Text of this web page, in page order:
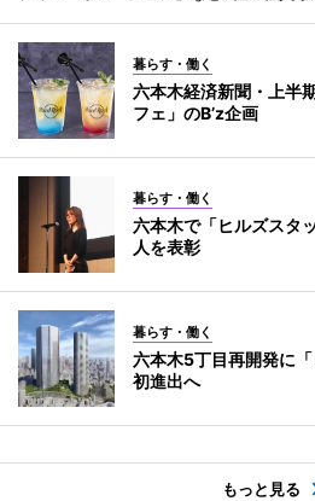
暮らす・働く
六本木経済新聞・上半
フェ」のB’z企画
暮らす・働く
六本木で「ヒルズス
人を表彰
暮らす・働く
六本木5丁目再開発に
初進出へ
もっと見る